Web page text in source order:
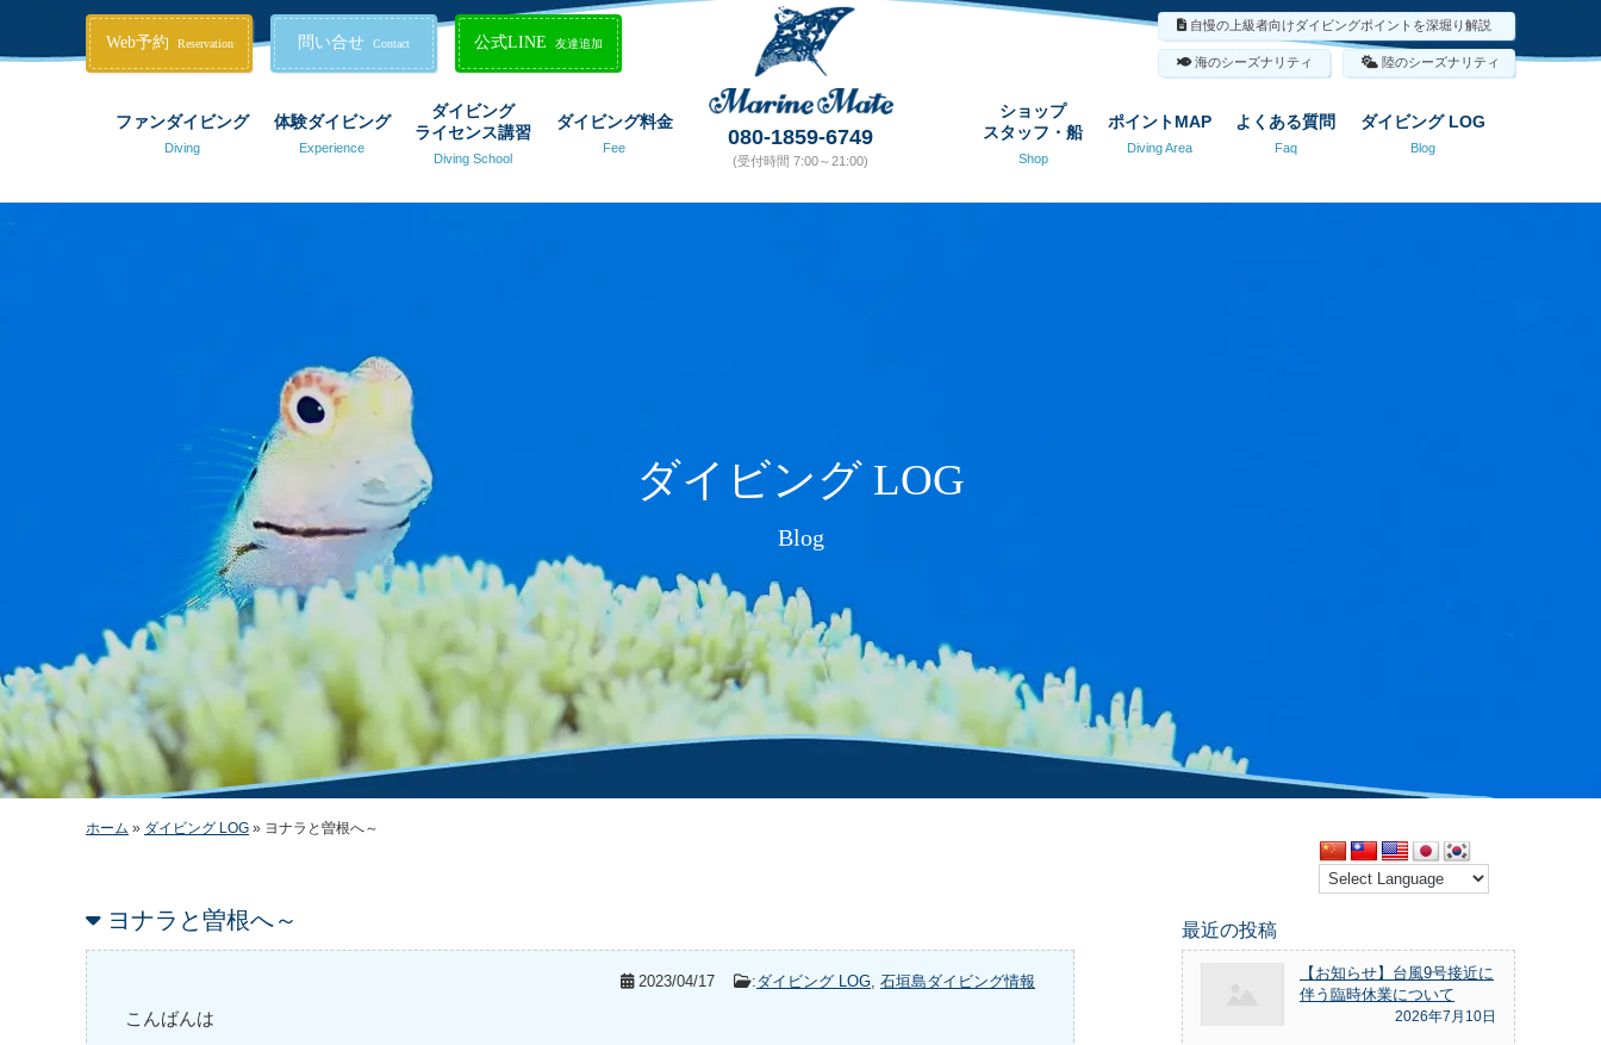
080-1859-6749
(受付時間 7:00～21:00)
ファンダイビング
Diving
体験ダイビング
Experience
ダイビング
ライセンス講習
Diving School
ダイビング料金
Fee
ショップ
スタッフ・船
Shop
ポイントMAP
Diving Area
よくある質問
Faq
ダイビング LOG
Blog
自慢の上級者向けダイビングポイントを深堀り解説
海のシーズナリティ 陸のシーズナリティ
Web予約 Reservation 問い合せ Contact 公式LINE 友達追加
ダイビング LOG
Blog
ホーム » ダイビング LOG » ヨナラと曽根へ～
ヨナラと曽根へ～
2023/04/17 :ダイビング LOG, 石垣島ダイビング情報
こんばんは
最近の投稿
【お知らせ】台風9号接近に
伴う臨時休業について
2026年7月10日